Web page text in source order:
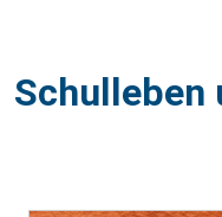
Schulleben